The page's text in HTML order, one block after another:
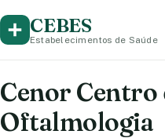
CEBES
Estabelecimentos de Saúde
Cenor Centro
Oftalmologia